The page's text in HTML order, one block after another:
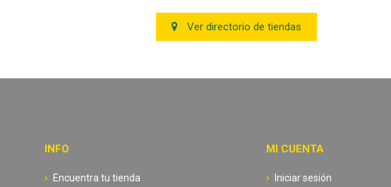
Ver directorio de tiendas
INFO
Encuentra tu tienda
MI CUENTA
Iniciar sesión